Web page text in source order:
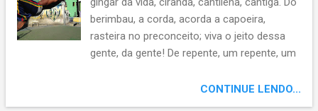
berimbau, a corda, acorda a capoeira,
rasteira no preconceito; viva o jeito dessa
gente, da gente! De repente, um repente, um
emboladas, um cordel, uma trova. É lenda, é
parlenda, é conto e encanto, é canto, é
CONTINUE LENDO...